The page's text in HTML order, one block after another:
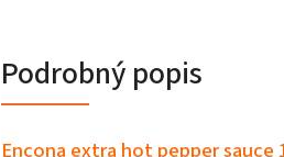
Podrobný popis
Encona extra hot pepper sauce